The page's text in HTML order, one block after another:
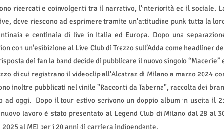
ricercati e coinvolgenti tra il narrativo, l'interiorità ed il sociale.
dove riescono ad esprimere tramite un'attitudine punk tutta la
e centinaia di live in Italia ed Europa. Dopo una
con un'esibizione al Live Club di Trezzo sull’Adda come headliner
dei fan la band decide di pubblicare il nuovo singolo “Macerie”
di cui registrano il videoclip all'Alcatraz di Milano a marzo 2024
inoltre pubblicati nel vinile "Racconti da Taberna", raccolta dei
ad oggi.
Dopo il tour estivo scrivono un doppio album in uscita il
lavoro è stato presentato al Legend Club di Milano dal 28 al
al MEI per i 20 anni di carriera indipendente.